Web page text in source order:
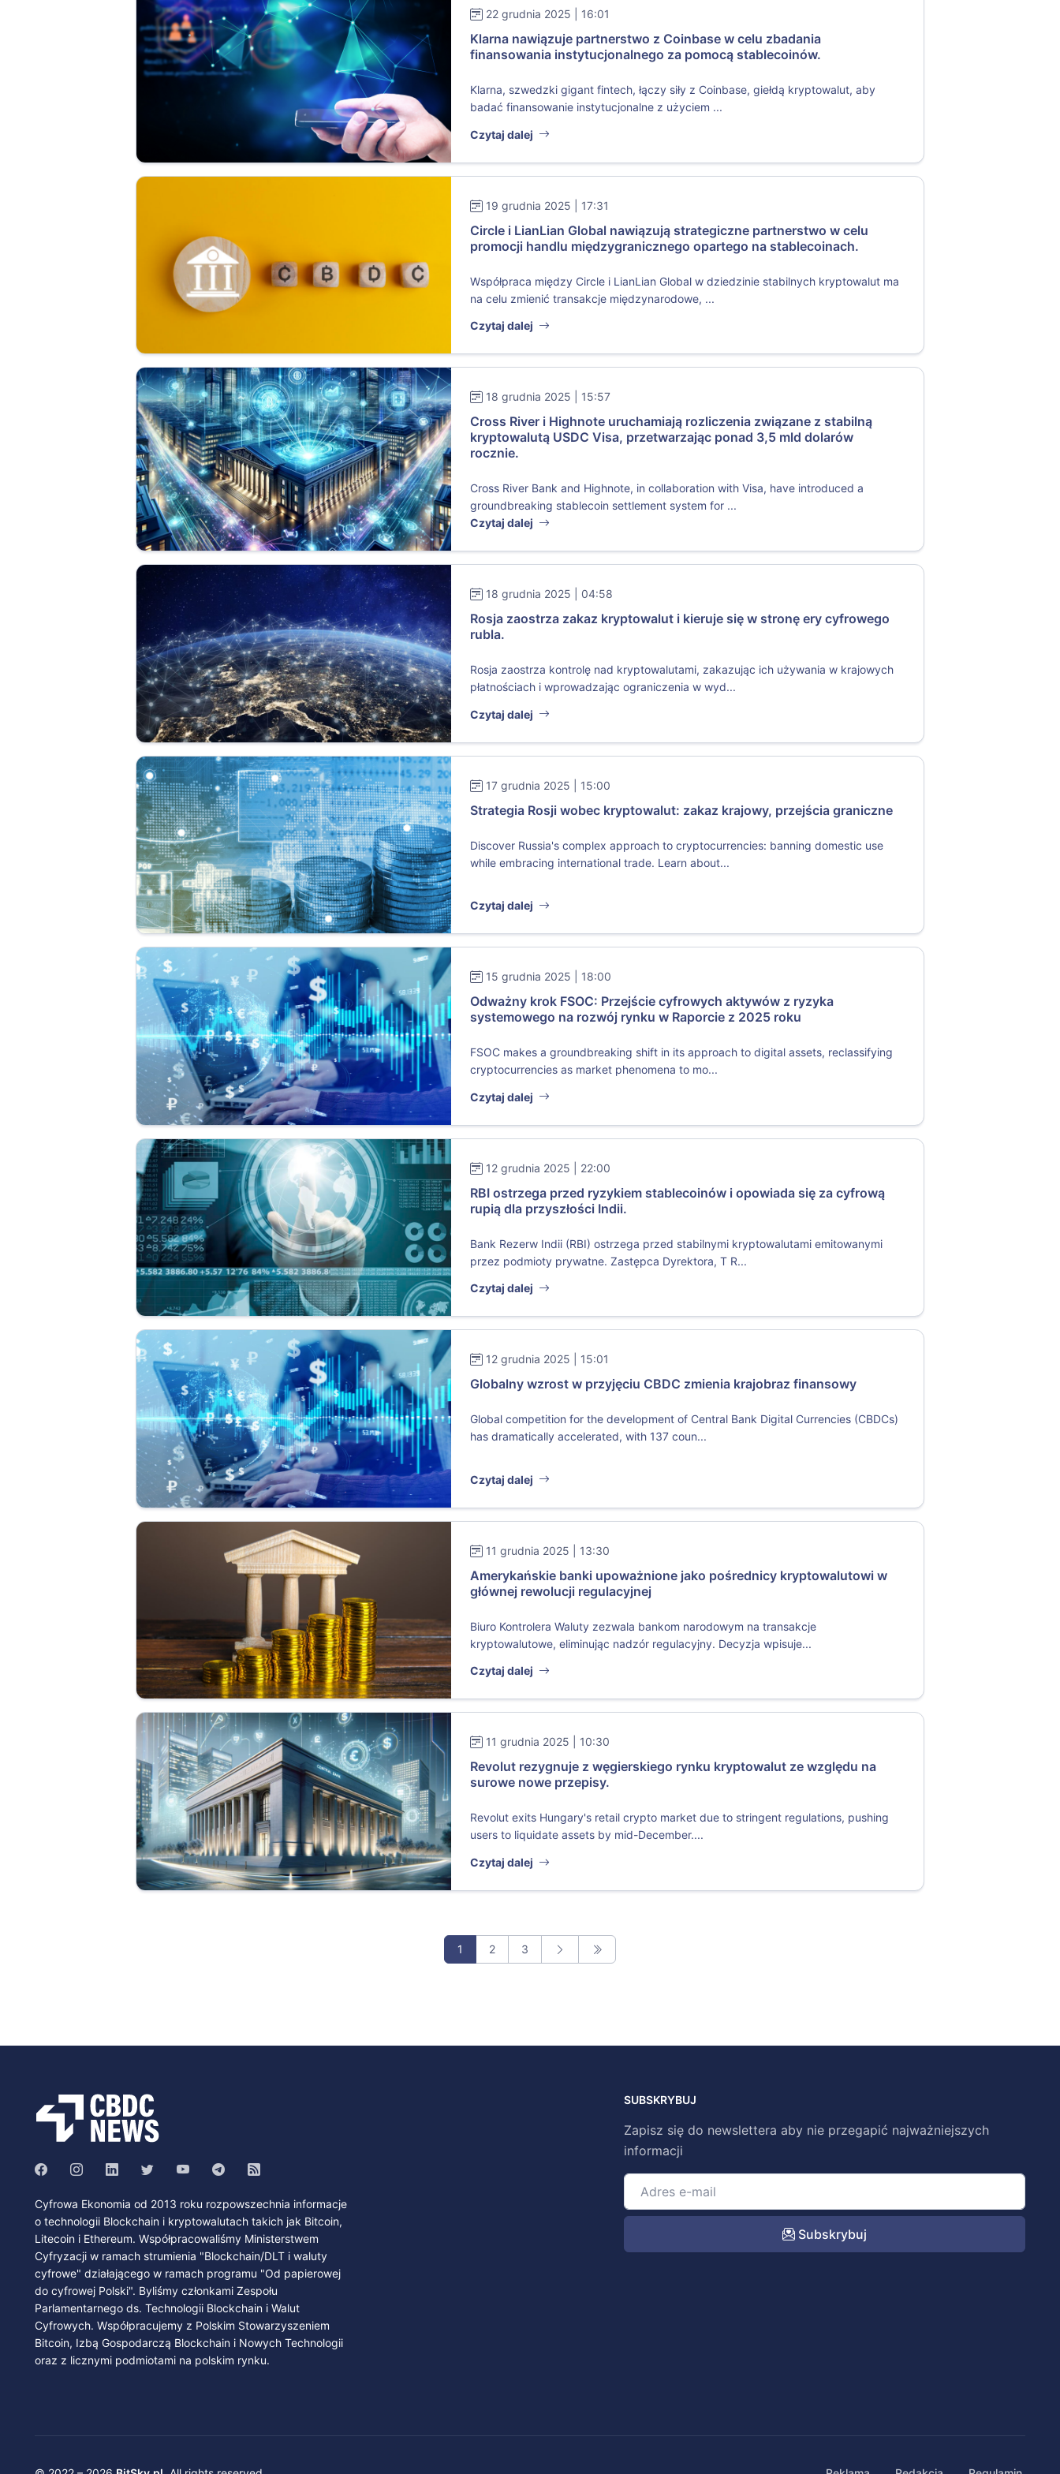
22 grudnia 2025 | 16:01
Klarna nawiązuje partnerstwo z Coinbase w celu zbadania
finansowania instytucjonalnego za pomocą stablecoinów.
Klarna, szwedzki gigant fintech, łączy siły z Coinbase, giełdą kryptowalut, aby
badać finansowanie instytucjonalne z użyciem ...
Czytaj dalej
19 grudnia 2025 | 17:31
Circle i LianLian Global nawiązują strategiczne partnerstwo w celu
promocji handlu międzygranicznego opartego na stablecoinach.
Współpraca między Circle i LianLian Global w dziedzinie stabilnych kryptowalut ma
na celu zmienić transakcje międzynarodowe, ...
Czytaj dalej
18 grudnia 2025 | 15:57
Cross River i Highnote uruchamiają rozliczenia związane z stabilną
kryptowalutą USDC Visa, przetwarzając ponad 3,5 mld dolarów
rocznie.
Cross River Bank and Highnote, in collaboration with Visa, have introduced a
groundbreaking stablecoin settlement system for ...
Czytaj dalej
18 grudnia 2025 | 04:58
Rosja zaostrza zakaz kryptowalut i kieruje się w stronę ery cyfrowego
rubla.
Rosja zaostrza kontrolę nad kryptowalutami, zakazując ich używania w krajowych
płatnościach i wprowadzając ograniczenia w wyd...
Czytaj dalej
17 grudnia 2025 | 15:00
Strategia Rosji wobec kryptowalut: zakaz krajowy, przejścia graniczne
Discover Russia's complex approach to cryptocurrencies: banning domestic use
while embracing international trade. Learn about...
Czytaj dalej
15 grudnia 2025 | 18:00
Odważny krok FSOC: Przejście cyfrowych aktywów z ryzyka
systemowego na rozwój rynku w Raporcie z 2025 roku
FSOC makes a groundbreaking shift in its approach to digital assets, reclassifying
cryptocurrencies as market phenomena to mo...
Czytaj dalej
12 grudnia 2025 | 22:00
RBI ostrzega przed ryzykiem stablecoinów i opowiada się za cyfrową
rupią dla przyszłości Indii.
Bank Rezerw Indii (RBI) ostrzega przed stabilnymi kryptowalutami emitowanymi
przez podmioty prywatne. Zastępca Dyrektora, T R...
Czytaj dalej
12 grudnia 2025 | 15:01
Globalny wzrost w przyjęciu CBDC zmienia krajobraz finansowy
Global competition for the development of Central Bank Digital Currencies (CBDCs)
has dramatically accelerated, with 137 coun...
Czytaj dalej
11 grudnia 2025 | 13:30
Amerykańskie banki upoważnione jako pośrednicy kryptowalutowi w
głównej rewolucji regulacyjnej
Biuro Kontrolera Waluty zezwala bankom narodowym na transakcje
kryptowalutowe, eliminując nadzór regulacyjny. Decyzja wpisuje...
Czytaj dalej
11 grudnia 2025 | 10:30
Revolut rezygnuje z węgierskiego rynku kryptowalut ze względu na
surowe nowe przepisy.
Revolut exits Hungary's retail crypto market due to stringent regulations, pushing
users to liquidate assets by mid-December....
Czytaj dalej
1 2 3
Cyfrowa Ekonomia od 2013 roku rozpowszechnia informacje
o technologii Blockchain i kryptowalutach takich jak Bitcoin,
Litecoin i Ethereum. Współpracowaliśmy Ministerstwem
Cyfryzacji w ramach strumienia "Blockchain/DLT i waluty
cyfrowe" działającego w ramach programu "Od papierowej
do cyfrowej Polski". Byliśmy członkami Zespołu
Parlamentarnego ds. Technologii Blockchain i Walut
Cyfrowych. Współpracujemy z Polskim Stowarzyszeniem
Bitcoin, Izbą Gospodarczą Blockchain i Nowych Technologii
oraz z licznymi podmiotami na polskim rynku.
SUBSKRYBUJ
Zapisz się do newslettera aby nie przegapić najważniejszych
informacji
Subskrybuj